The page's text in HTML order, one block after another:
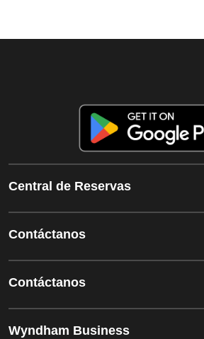
Central de Reservas
Contáctanos
Contáctanos
Wyndham Business